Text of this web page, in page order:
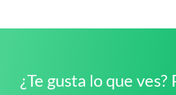
¿Te gusta lo que